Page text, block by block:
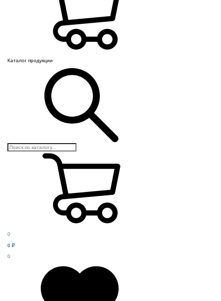
Каталог продукции
0
0 ₽
0